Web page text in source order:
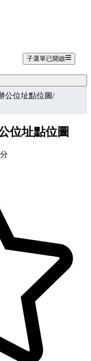
子選單已開啟
公位址點位圖/
位址點位圖